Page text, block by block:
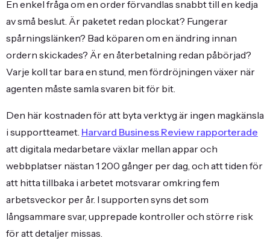
En enkel fråga om en order förvandlas snabbt till en kedja
av små beslut. Är paketet redan plockat? Fungerar
spårningslänken? Bad köparen om en ändring innan
ordern skickades? Är en återbetalning redan påbörjad?
Varje koll tar bara en stund, men fördröjningen växer när
agenten måste samla svaren bit för bit.
Den här kostnaden för att byta verktyg är ingen magkänsla
i supportteamet. Harvard Business Review rapporterade
att digitala medarbetare växlar mellan appar och
webbplatser nästan 1 200 gånger per dag, och att tiden för
att hitta tillbaka i arbetet motsvarar omkring fem
arbetsveckor per år. I supporten syns det som
långsammare svar, upprepade kontroller och större risk
för att detaljer missas.